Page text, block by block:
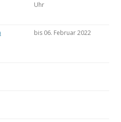
Uhr
bis 06. Februar 2022